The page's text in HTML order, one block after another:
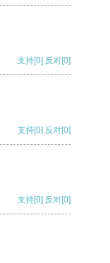
支持[0] 反对[0]
支持[0] 反对[0]
支持[0] 反对[0]